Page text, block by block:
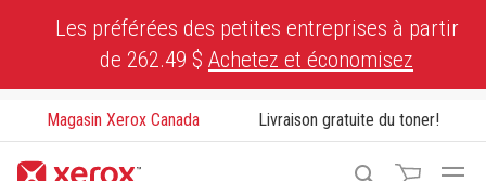
Les préférées des petites entreprises à partir
de 262.49 $ Achetez et économisez
Magasin Xerox Canada Livraison gratuite du toner!
Recherche